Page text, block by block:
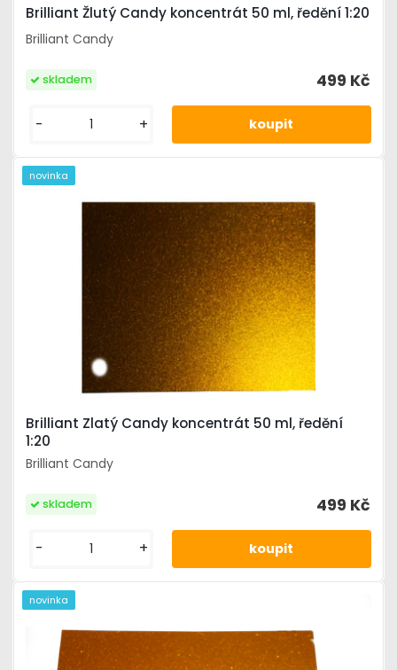
Brilliant Žlutý Candy koncentrát 50 ml, ředění 1:20
Brilliant Candy
499 Kč
skladem
- +
Brilliant Zlatý Candy koncentrát 50 ml, ředění
1:20
Brilliant Candy
499 Kč
skladem
- +
novinka
novinka